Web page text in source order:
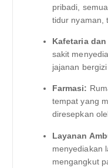
pribadi,
tidur nyaman,
Kafetaria
sakit
jajanan
Farmasi:
tempat yang
diresepkan
Layanan
menyediakan
mengangkut